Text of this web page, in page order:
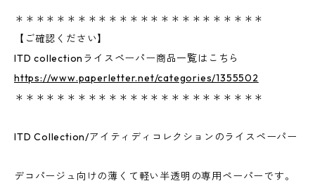
＊＊＊＊＊＊＊＊＊＊＊＊＊＊＊＊＊＊＊＊＊＊＊＊
【ご確認ください】
ITD collectionライスペーパー商品一覧はこちら
https://www.paperletter.net/categories/1355502
＊＊＊＊＊＊＊＊＊＊＊＊＊＊＊＊＊＊＊＊＊＊＊＊
ITD Collection/アイティディコレクションのライスペーパー
デコパージュ向けの薄くて軽い半透明の専用ペーパーです。